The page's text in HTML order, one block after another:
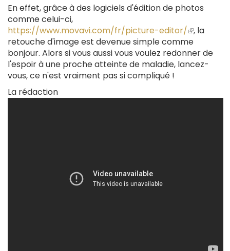
En effet, grâce à des logiciels d'édition de photos
comme celui-ci,
https://www.movavi.com/fr/picture-editor/(le
lien
est
externe)
, la
retouche d'image est devenue simple comme
bonjour. Alors si vous aussi vous voulez redonner de
l'espoir à une proche atteinte de maladie, lancez-
vous, ce n'est vraiment pas si compliqué !
La rédaction